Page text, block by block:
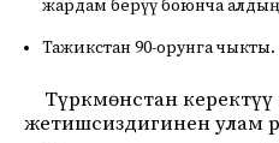
жардам берүү боюнча
Тажикстан 90-орунга чыкты.
Түркмөнстан
жетишсиздигинен улам